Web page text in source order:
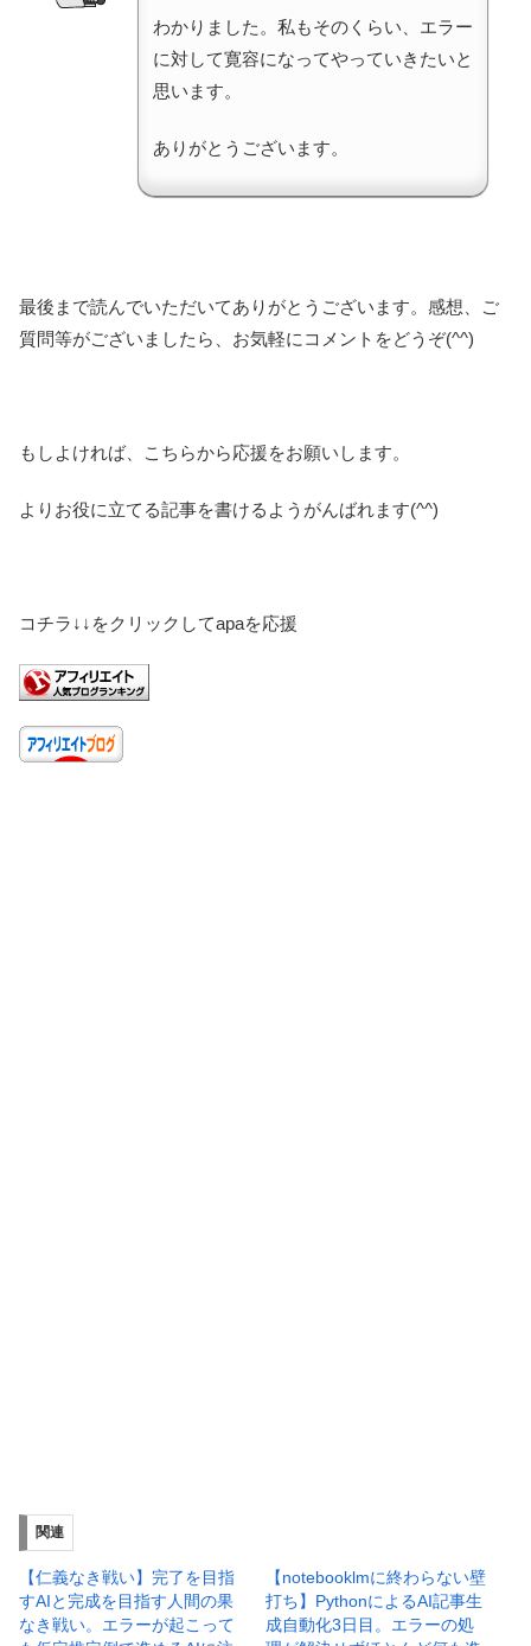
わかりました。私もそのくらい、エラー
に対して寛容になってやっていきたいと
思います。
ありがとうございます。
最後まで読んでいただいてありがとうございます。感想、ご
質問等がございましたら、お気軽にコメントをどうぞ(^^)
もしよければ、こちらから応援をお願いします。
よりお役に立てる記事を書けるようがんばれます(^^)
コチラ↓↓をクリックしてapaを応援
関連
【仁義なき戦い】完了を目指
すAIと完成を目指す人間の果
なき戦い。エラーが起こって
【notebooklmに終わらない壁
打ち】PythonによるAI記事生
成自動化3日目。エラーの処